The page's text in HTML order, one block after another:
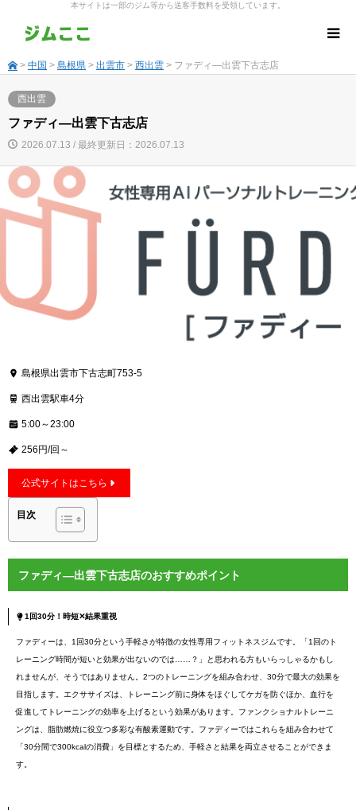
本サイトは一部のジム等から送客手数料を受領しています。
> 中国 > 島根県 > 出雲市 > 西出雲 > ファディ―出雲下古志店
西出雲
ファディ―出雲下古志店
2026.07.13 / 最終更新日：2026.07.13
島根県出雲市下古志町753-5
西出雲駅車4分
5:00～23:00
256円/回～
公式サイトはこちら
目次
ファディ―出雲下古志店のおすすめポイント
1回30分！時短✕結果重視
ファディーは、1回30分という手軽さが特徴の女性専用フィットネスジムです。「1回のト
レーニング時間が短いと効果が出ないのでは……？」と思われる方もいらっしゃるかもし
れませんが、そうではありません。2つのトレーニングを組み合わせ、30分で最大の効果を
目指します。エクササイズは、トレーニング前に身体をほぐしてケガを防ぐほか、血行を
促進してトレーニングの効率を上げるという効果があります。ファンクショナルトレーニ
ングは、脂肪燃焼に役立つ多彩な有酸素運動です。ファディーではこれらを組み合わせて
「30分間で300kcalの消費」を目標とするため、手軽さと結果を両立させることができま
す。